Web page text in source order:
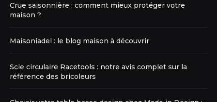
Crue saisonnière : comment mieux protéger votre
maison ?
Maisoniadel : le blog maison à découvrir
Scie circulaire Racetools : notre avis complet sur la
référence des bricoleurs